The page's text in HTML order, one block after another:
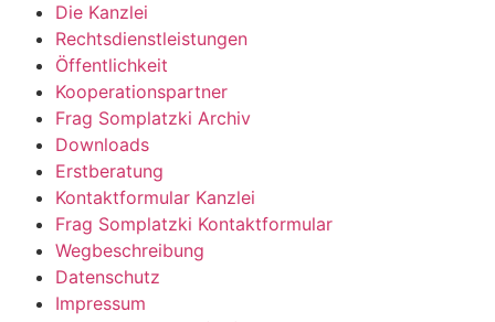
Die Kanzlei
Rechtsdienstleistungen
Öffentlichkeit
Kooperationspartner
Frag Somplatzki Archiv
Downloads
Erstberatung
Kontaktformular Kanzlei
Frag Somplatzki Kontaktformular
Wegbeschreibung
Datenschutz
Impressum